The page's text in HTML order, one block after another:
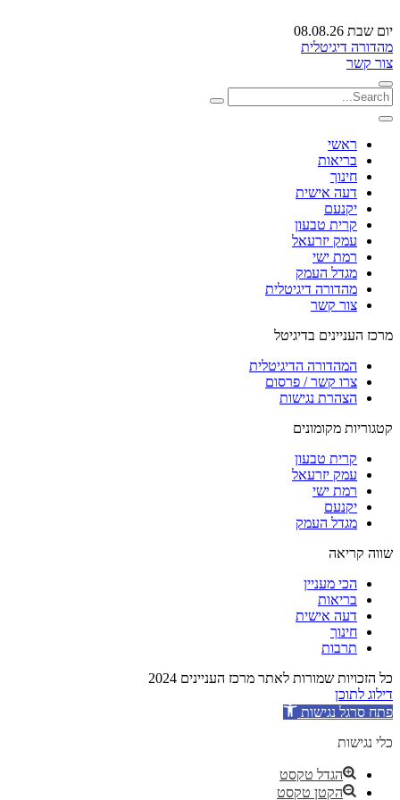
יום שבת 08.08.26
מהדורה דיגיטלית
צור קשר
ראשי
בריאות
חינוך
דעה אישית
יקנעם
קרית טבעון
עמק יזרעאל
רמת ישי
מגדל העמק
מהדורה דיגיטלית
צור קשר
מרכז העניינים בדיגיטל
המהדורה הדיגיטלית
צרו קשר / פרסום
הצהרת נגישות
קטגוריות מקומונים
קרית טבעון
עמק יזרעאל
רמת ישי
יקנעם
מגדל העמק
שווה קריאה
הכי מעניין
בריאות
דעה אישית
חינוך
תרבות
כל הזכויות שמורות לאתר מרכז העניינים 2024
דילוג לתוכן
פתח סרגל נגישות
כלי נגישות
הגדל טקסט
הקטן טקסט